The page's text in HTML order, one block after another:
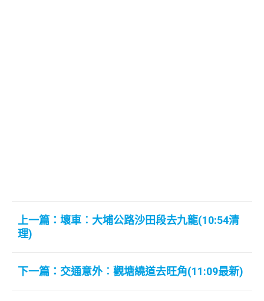
上一篇：壞車︰大埔公路沙田段去九龍(10:54清
理)
下一篇：交通意外︰觀塘繞道去旺角(11:09最新)